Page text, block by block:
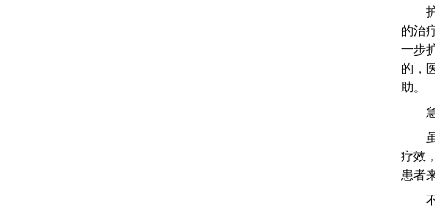
护
的治
一步
的，
助。
急
虽
疗效
患者
不